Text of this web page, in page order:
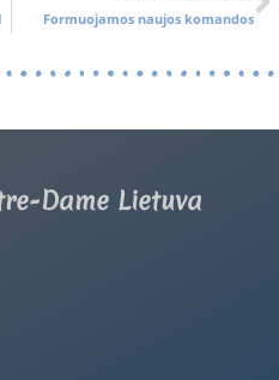
Formuojamos naujos komandos
Dame Lietuva